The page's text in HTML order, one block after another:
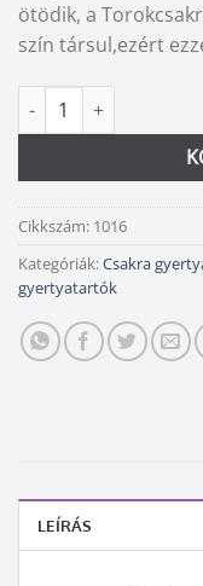
ötödik, a
szín társul,ezért
Csakragyertya - kék
Alternative:
Cikkszám: 1016
Kategóriák:Csakra
gyertyatartók
LEÍRÁS